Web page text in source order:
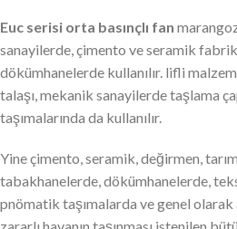
Euc serisi orta basınçlı fan
sanayilerde, çimento ve seramik
dökümhanelerde kullanılır. lifli
talaşı, mekanik sanayilerde taşlama
taşımalarında da kullanılır.
Yine çimento, seramik, değirmen,
tabakhanelerde, dökümhanelerde,
pnömatik taşımalarda ve genel olarak